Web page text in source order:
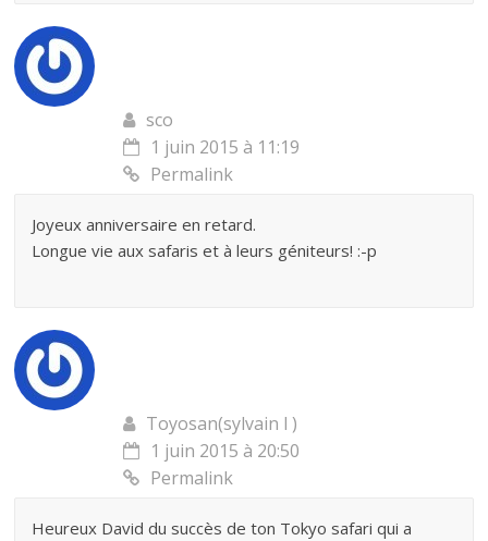
sco
1 juin 2015 à 11:19
Permalink
Joyeux anniversaire en retard.
Longue vie aux safaris et à leurs géniteurs! :-p
Toyosan(sylvain l )
1 juin 2015 à 20:50
Permalink
Heureux David du succès de ton Tokyo safari qui a